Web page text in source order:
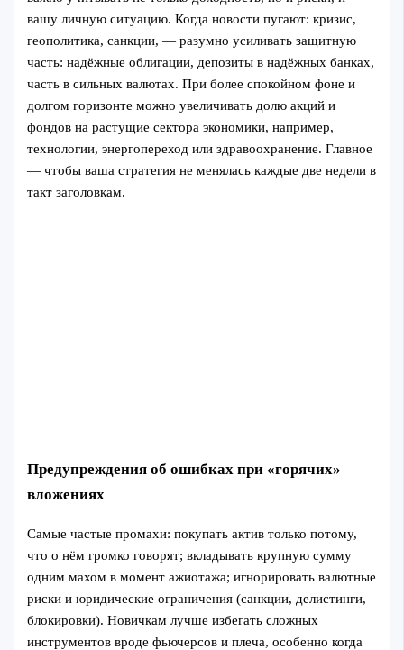
вашу личную ситуацию. Когда новости пугают: кризис,
геополитика, санкции, — разумно усиливать защитную
часть: надёжные облигации, депозиты в надёжных банках,
часть в сильных валютах. При более спокойном фоне и
долгом горизонте можно увеличивать долю акций и
фондов на растущие сектора экономики, например,
технологии, энергопереход или здравоохранение. Главное
— чтобы ваша стратегия не менялась каждые две недели в
такт заголовкам.
Предупреждения об ошибках при «горячих»
вложениях
Самые частые промахи: покупать актив только потому,
что о нём громко говорят; вкладывать крупную сумму
одним махом в момент ажиотажа; игнорировать валютные
риски и юридические ограничения (санкции, делистинги,
блокировки). Новичкам лучше избегать сложных
инструментов вроде фьючерсов и плеча, особенно когда